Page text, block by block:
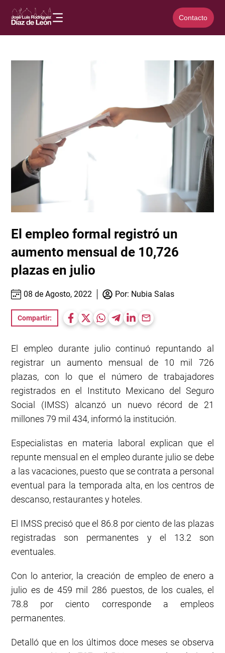
Contacto
El empleo formal registró un
aumento mensual de 10,726
plazas en julio
08 de Agosto, 2022 Por: Nubia Salas
Compartir:
El empleo durante julio continuó repuntando al
registrar un aumento mensual de 10 mil 726
plazas, con lo que el número de trabajadores
registrados en el Instituto Mexicano del Seguro
Social (IMSS) alcanzó un nuevo récord de 21
millones 79 mil 434, informó la institución.
Especialistas en materia laboral explican que el
repunte mensual en el empleo durante julio se debe
a las vacaciones, puesto que se contrata a personal
eventual para la temporada alta, en los centros de
descanso, restaurantes y hoteles.
El IMSS precisó que el 86.8 por ciento de las plazas
registradas son permanentes y el 13.2 son
eventuales.
Con lo anterior, la creación de empleo de enero a
julio es de 459 mil 286 puestos, de los cuales, el
78.8 por ciento corresponde a empleos
permanentes.
Detalló que en los últimos doce meses se observa